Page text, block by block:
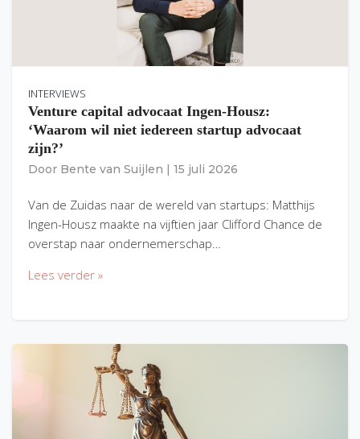
INTERVIEWS
Venture capital advocaat Ingen-Housz:
‘Waarom wil niet iedereen startup advocaat
zijn?’
Door Bente van Suijlen 15 juli 2026
Van de Zuidas naar de wereld van startups: Matthijs
Ingen-Housz maakte na vijftien jaar Clifford Chance de
overstap naar ondernemerschap…
Lees verder »